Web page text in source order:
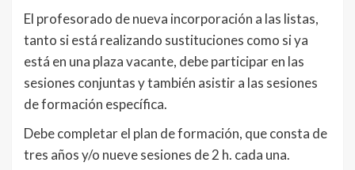
El profesorado de nueva incorporación a las listas,
tanto si está realizando sustituciones como si ya
está en una plaza vacante, debe participar en las
sesiones conjuntas y también asistir a las sesiones
de formación específica.
Debe completar el plan de formación, que consta de
tres años y/o nueve sesiones de 2 h. cada una.